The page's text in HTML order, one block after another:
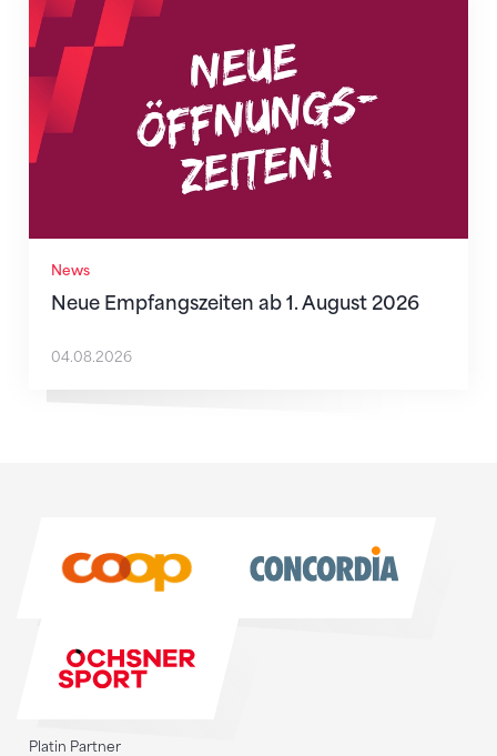
News
Neue Empfangszeiten ab 1. August 2026
04.08.2026
Platin Partner